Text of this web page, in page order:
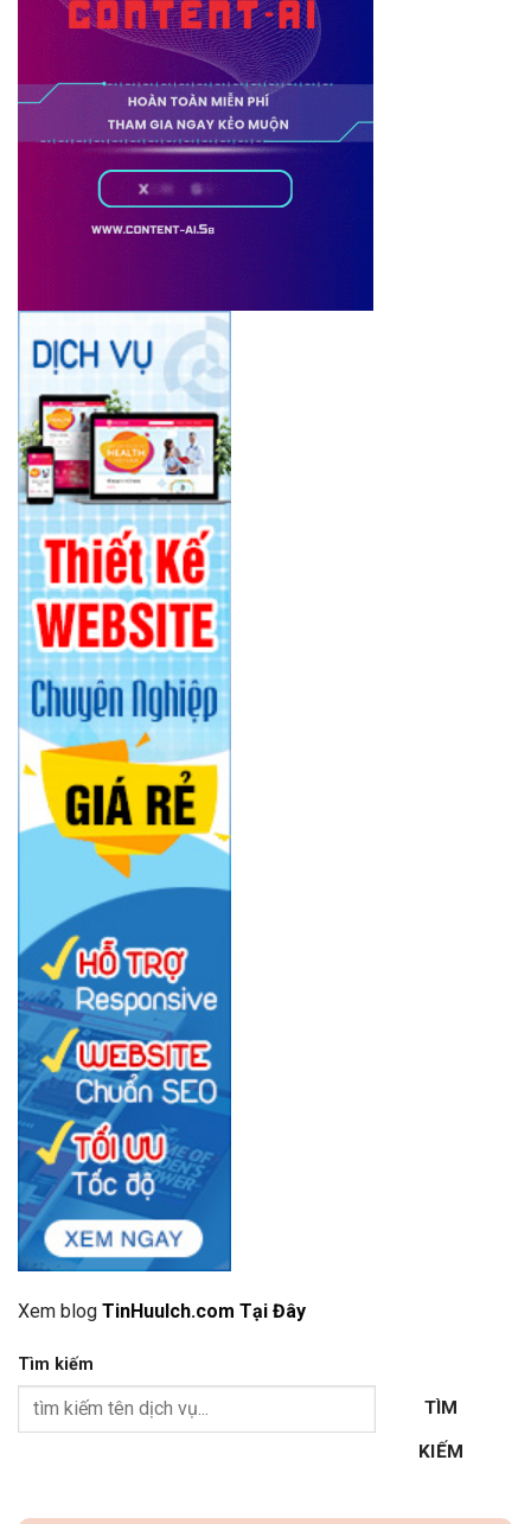
Xem blog TinHuuIch.com Tại Đây
Tìm kiếm
TÌM
KIẾM